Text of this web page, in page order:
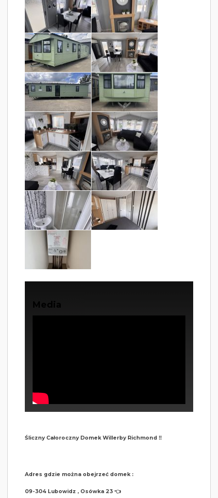
Śliczny Całoroczny Domek Willerby Richmond ‼️
Adres gdzie można obejrzeć domek :
09-304 Lubowidz , Osówka 23 👈